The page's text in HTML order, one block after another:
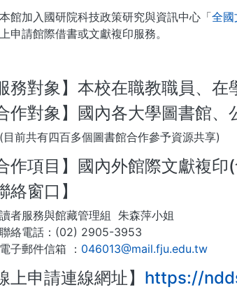
館加入國研院科技政策研究與資訊中心「全國
申請館際借書或文獻複印服務。
務對象】本校在職教職員、
作對象】國內各大學圖書館
共有四百多個圖書館合作參予資源共享)
作項目】國內外館際文獻複
絡窗口】
服務與館藏管理組 朱森萍小姐
電話：(02) 2905-3953
郵件信箱 ： 046013@mail.fju.edu.tw
上申請連線網址】 https://